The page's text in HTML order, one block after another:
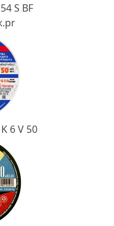
S BF
6 V 50